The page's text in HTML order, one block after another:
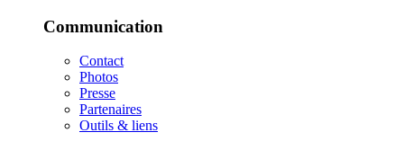
Communication
Contact
Photos
Presse
Partenaires
Outils & liens